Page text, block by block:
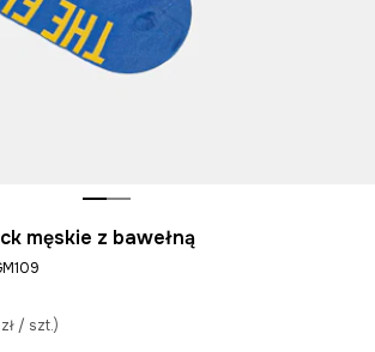
męskie z bawełną
/ szt.)